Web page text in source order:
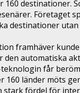
160
Företaget
destinationer
framhäver
automatiska
får
länder möts
fördel för